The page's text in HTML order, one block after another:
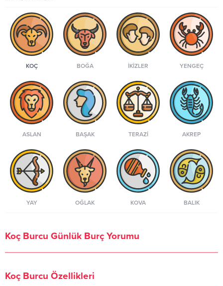
KOÇ BOĞA İKIZLER YENGEÇ
ASLAN BAŞAK TERAZI AKREP
YAY OĞLAK KOVA BALIK
Koç Burcu Günlük Burç Yorumu
Koç Burcu Özellikleri